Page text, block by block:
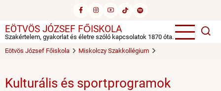
tartalomra
EÖTVÖS JÓZSEF FŐISKOLA
Szakértelem, gyakorlat és életre szóló kapcsolatok 1870 óta.
Eötvös József Főiskola
Miskolczy Szakkollégium
Kulturális és sportprogramok